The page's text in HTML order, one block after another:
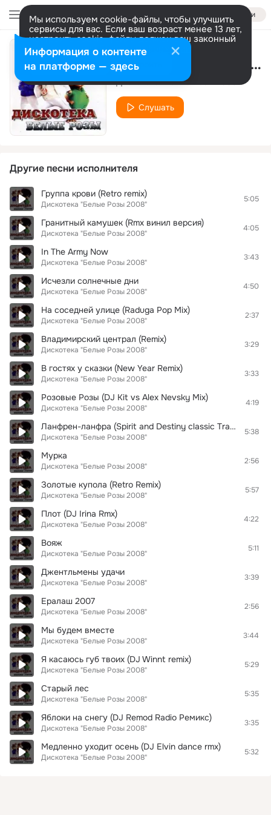
Войти
Мы используем cookie-файлы, чтобы улучшить
сервисы для вас. Если ваш возраст менее 13 лет,
настроить cookie-файлы должен ваш законный
представитель. Больше информации
Разрешить все Настроить Мы желаем счастья вам
Дискотека "Белые Розы 2008"
Слушать
Другие песни исполнителя
Группа крови (Retro remix)
Дискотека "Белые Розы 2008"
5:05
Гранитный камушек (Rmx винил версия)
Дискотека "Белые Розы 2008"
4:05
In The Army Now
Дискотека "Белые Розы 2008"
3:43
Исчезли солнечные дни
Дискотека "Белые Розы 2008"
4:50
На соседней улице (Raduga Pop Mix)
Дискотека "Белые Розы 2008"
2:37
Владимирский централ (Remix)
Дискотека "Белые Розы 2008"
3:29
В гостях у сказки (New Year Remix)
Дискотека "Белые Розы 2008"
3:33
Розовые Розы (DJ Kit vs Alex Nevsky Mix)
Дискотека "Белые Розы 2008"
4:19
Ланфрен-ланфра (Spirit and Destiny classic Trance Remix)
Дискотека "Белые Розы 2008"
5:38
Мурка
Дискотека "Белые Розы 2008"
2:56
Золотые купола (Retro Remix)
Дискотека "Белые Розы 2008"
5:57
Плот (DJ Irina Rmx)
Дискотека "Белые Розы 2008"
4:22
Вояж
Дискотека "Белые Розы 2008"
5:11
Джентльмены удачи
Дискотека "Белые Розы 2008"
3:39
Ералаш 2007
Дискотека "Белые Розы 2008"
2:56
Мы будем вместе
Дискотека "Белые Розы 2008"
3:44
Я касаюсь губ твоих (DJ Winnt remix)
Дискотека "Белые Розы 2008"
5:29
Старый лес
Дискотека "Белые Розы 2008"
5:35
Яблоки на снегу (DJ Remod Radio Ремикс)
Дискотека "Белые Розы 2008"
3:35
Медленно уходит осень (DJ Elvin dance rmx)
Дискотека "Белые Розы 2008"
5:32
Информация о контенте
на платформе — здесь